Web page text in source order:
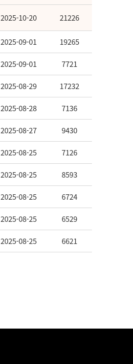
2025-10-20 21226
2025-09-01 19265
2025-09-01 7721
2025-08-29 17232
2025-08-28 7136
2025-08-27 9430
2025-08-25 7126
2025-08-25 8593
2025-08-25 6724
2025-08-25 6529
2025-08-25 6621